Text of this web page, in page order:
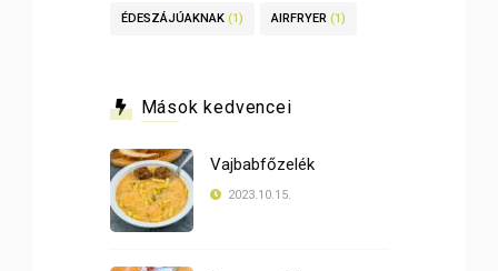
ÉDESZÁJÚAKNAK (1) AIRFRYER (1)
Mások kedvencei
Vajbabfőzelék
2023.10.15.